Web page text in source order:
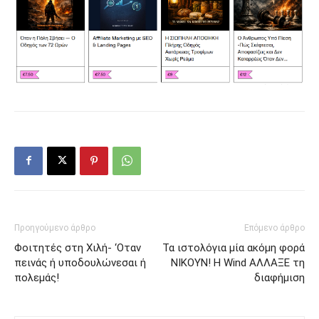
Προηγούμενο άρθρο
Φοιτητές στη Χιλή- ‘Οταν
πεινάς ή υποδουλώνεσαι ή
πολεμάς!
Επόμενο άρθρο
Τα ιστολόγια μία ακόμη φορά
ΝΙΚΟΥΝ! Η Wind ΑΛΛΑΞΕ τη
διαφήμιση